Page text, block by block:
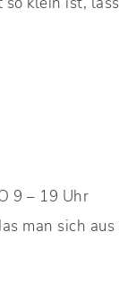
9 – 19 Uhr
man sich